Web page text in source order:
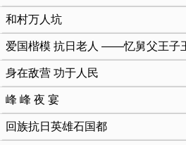
和村万人坑
爱国楷模 抗日老人 ——忆舅父王子
身在敌营 功于人民
峰 峰 夜 宴
回族抗日英雄石国都